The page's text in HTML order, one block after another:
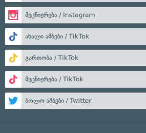
მეცნიერება / Instagram
ახალი ამბები / TikTok
გართობა / TikTok
მეცნიერება / TikTok
ბოლო ამბები / Twitter